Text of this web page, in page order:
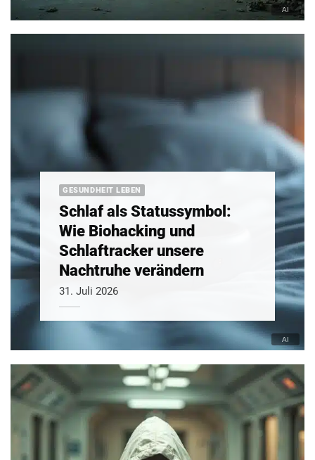
GESUNDHEIT LEBEN
Schlaf als Statussymbol:
Wie Biohacking und
Schlaftracker unsere
Nachtruhe verändern
31. Juli 2026